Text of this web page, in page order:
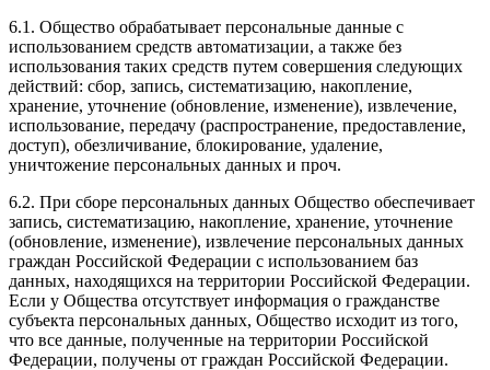
6.1. Общество обрабатывает персональные данные с
использованием средств автоматизации, а также без
использования таких средств путем совершения следующих
действий: сбор, запись, систематизацию, накопление,
хранение, уточнение (обновление, изменение), извлечение,
использование, передачу (распространение, предоставление,
доступ), обезличивание, блокирование, удаление,
уничтожение персональных данных и проч.
6.2. При сборе персональных данных Общество обеспечивает
запись, систематизацию, накопление, хранение, уточнение
(обновление, изменение), извлечение персональных данных
граждан Российской Федерации с использованием баз
данных, находящихся на территории Российской Федерации.
Если у Общества отсутствует информация о гражданстве
субъекта персональных данных, Общество исходит из того,
что все данные, полученные на территории Российской
Федерации, получены от граждан Российской Федерации.